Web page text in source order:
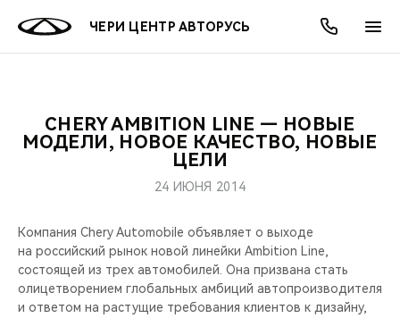
ЧЕРИ ЦЕНТР АВТОРУСЬ
МОДЕЛИ
КРОССОВЕРЫ
СЕДАНЫ
ПОКУПАТЕЛЯМ
ВЛАДЕЛЬЦАМ
ПОДДЕРЖКА
CHERY CONNECT
МИР CHERY
CHERY В СОЦСЕТЯХ
ЛЮДИ CHERY
АКЦИИ
ОНЛАЙН СЕРВИСЫ
О КОМПАНИИ
CHERY AMBITION LINE — НОВЫЕ
МОДЕЛИ, НОВОЕ КАЧЕСТВО, НОВЫЕ
ЦЕЛИ
24 ИЮНЯ 2014
Компания Chery Automobile объявляет о выходе
на российский рынок новой линейки Ambition Line,
состоящей из трех автомобилей. Она призвана стать
олицетворением глобальных амбиций автопроизводителя
и ответом на растущие требования клиентов к дизайну,